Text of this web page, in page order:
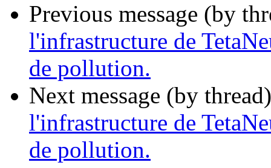
Previous message (by
l'infrastructure de
de pollution.
Next message (by
l'infrastructure de
de pollution.